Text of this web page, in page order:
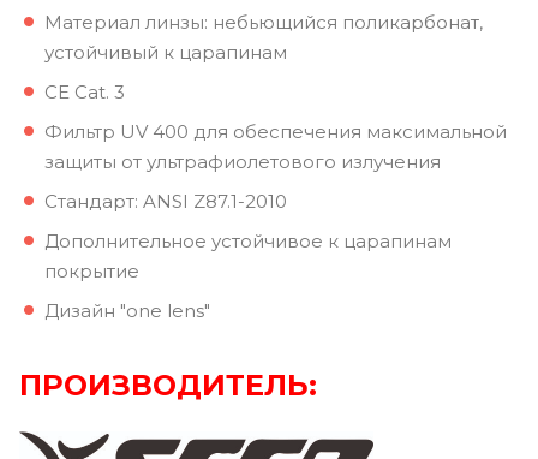
Материал линзы: небьющийся поликарбонат,
устойчивый к царапинам
CE Cat. 3
Фильтр UV 400 для обеспечения максимальной
защиты от ультрафиолетового излучения
Стандарт: ANSI Z87.1-2010
Дополнительное устойчивое к царапинам
покрытие
Дизайн "one lens"
ПРОИЗВОДИТЕЛЬ: